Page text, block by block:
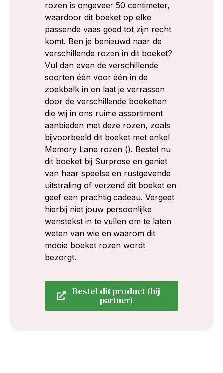
rozen is ongeveer 50 centimeter,
waardoor dit boeket op elke
passende vaas goed tot zijn recht
komt. Ben je benieuwd naar de
verschillende rozen in dit boeket?
Vul dan even de verschillende
soorten één voor één in de
zoekbalk in en laat je verrassen
door de verschillende boeketten
die wij in ons ruime assortiment
aanbieden met deze rozen, zoals
bijvoorbeeld dit boeket met enkel
Memory Lane rozen (). Bestel nu
dit boeket bij Surprose en geniet
van haar speelse en rustgevende
uitstraling of verzend dit boeket en
geef een prachtig cadeau. Vergeet
hierbij niet jouw persoonlijke
wenstekst in te vullen om te laten
weten van wie en waarom dit
mooie boeket rozen wordt
bezorgt.
Bestel dit product (bij
partner)